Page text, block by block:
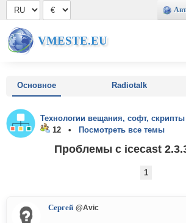
VMESTE.EU
Основное Radiotalk
Технологии вещания, софт, скрипты
12 •
Посмотреть все темы
Проблемы с icecast
1
Сергей @Avic